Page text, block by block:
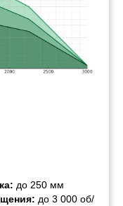
до 250 мм
до 3 000 об/